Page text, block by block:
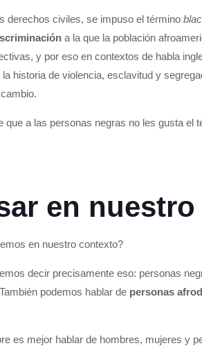
derechos civiles, se impuso el término
a la que la población
y por eso en contextos de habla
historia de violencia, esclavitud y
a las personas negras no les gusta el
en
en nuestro contexto?
decir precisamente eso: personas
podemos hablar de personas
es mejor hablar de hombres, mujeres y